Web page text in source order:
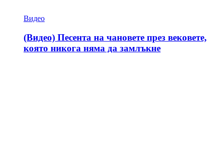
Видео
(Видео) Песента на чановете през вековете,
която никога няма да замлъкне